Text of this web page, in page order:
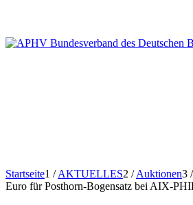
Startseite1 / AKTUELLES2 / Auktionen3 /
Euro für Posthorn-Bogensatz bei AIX-